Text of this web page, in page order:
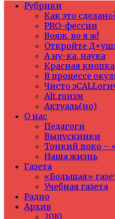
Рубрики
Как это
PRO-фессии
Вояж, во я ж!
Откройте
А ну-ка, наука
Красная кнопка
В процессе
Чисто
Alt.ruизм
Актуаль(но)
О нас
Педагоги
Выпускники
Тонкий поко –
Наша жизнь
Газета
«Большая»
Учебная газета
Радио
Архив
2010